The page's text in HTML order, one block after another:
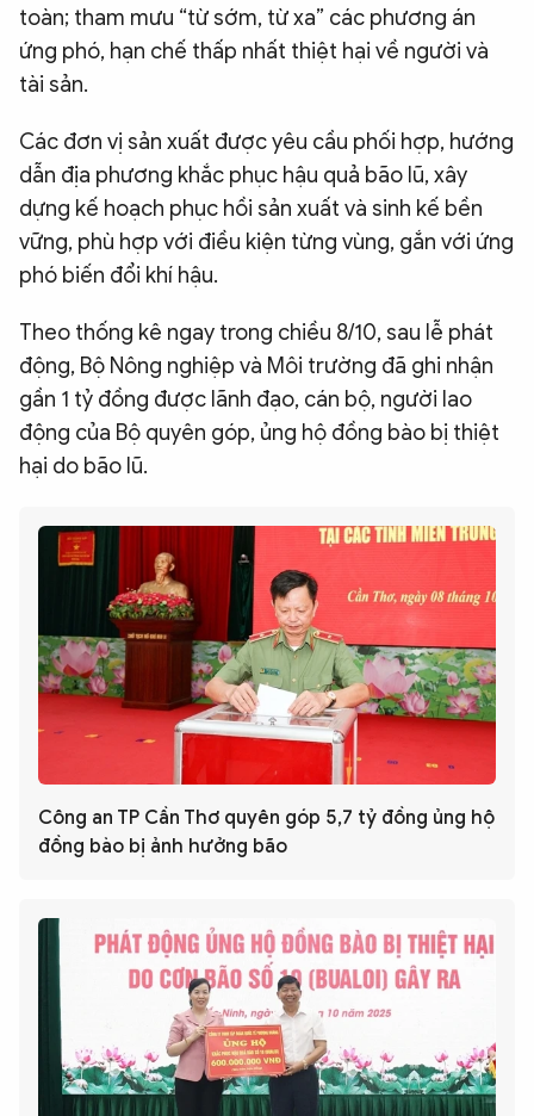
toàn; tham mưu “từ sớm, từ xa” các phương án
ứng phó, hạn chế thấp nhất thiệt hại về người và
tài sản.
Các đơn vị sản xuất được yêu cầu phối hợp, hướng
dẫn địa phương khắc phục hậu quả bão lũ, xây
dựng kế hoạch phục hồi sản xuất và sinh kế bền
vững, phù hợp với điều kiện từng vùng, gắn với ứng
phó biến đổi khí hậu.
Theo thống kê ngay trong chiều 8/10, sau lễ phát
động, Bộ Nông nghiệp và Môi trường đã ghi nhận
gần 1 tỷ đồng được lãnh đạo, cán bộ, người lao
động của Bộ quyên góp, ủng hộ đồng bào bị thiệt
hại do bão lũ.
Công an TP Cần Thơ quyên góp 5,7 tỷ đồng ủng hộ
đồng bào bị ảnh hưởng bão